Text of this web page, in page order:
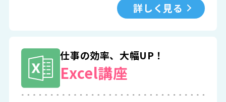
詳しく見る
仕事の効率、大幅UP！
Excel講座